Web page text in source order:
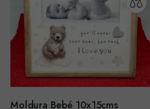
Moldura Bebé 10x15cms